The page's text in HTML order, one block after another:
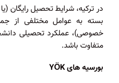
در ترکیه، شرایط تحصیل رایگان
بسته به عوامل مختلفی از
خصوصی)، عملکرد تحصیلی
متفاوت باشد.
بورسیه هایYÖK